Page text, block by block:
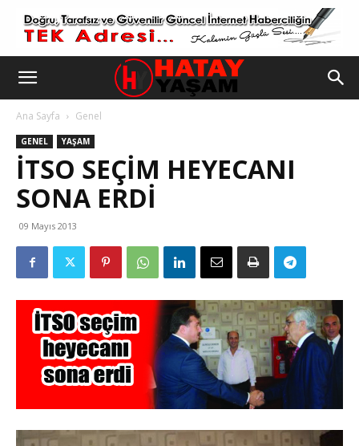
Ana Sayfa Genel
GENEL YAŞAM
İTSO SEÇIM HEYECANI
SONA ERDI
09 Mayıs 2013